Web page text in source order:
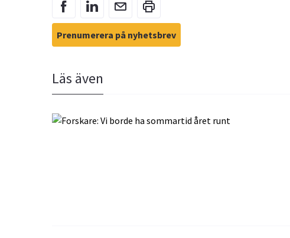
Prenumerera på nyhetsbrev
Läs även